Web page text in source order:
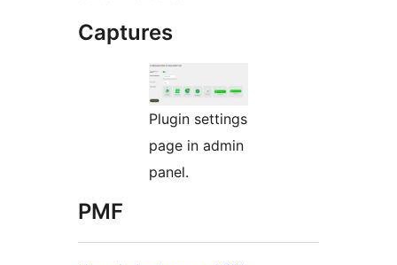
Captures
Plugin settings
page in admin
panel.
PMF